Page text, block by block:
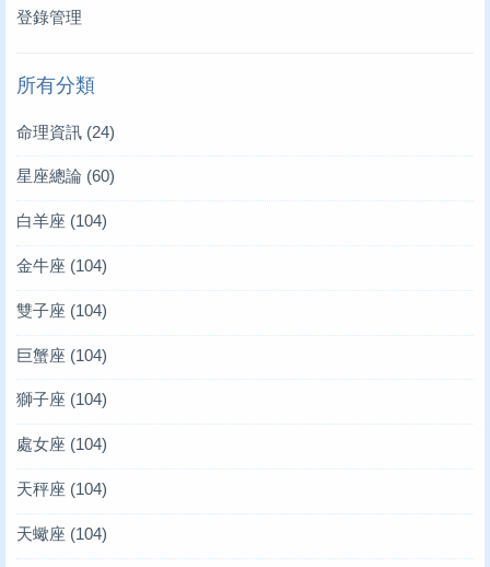
登錄管理
所有分類
命理資訊 (24)
星座總論 (60)
白羊座 (104)
金牛座 (104)
雙子座 (104)
巨蟹座 (104)
獅子座 (104)
處女座 (104)
天秤座 (104)
天蠍座 (104)